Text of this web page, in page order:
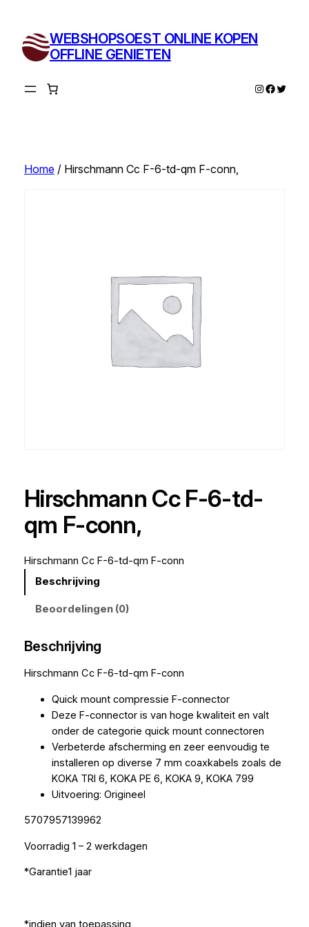
inhoud
WEBSHOPSOEST ONLINE KOPEN
OFFLINE GENIETEN
Instagram
Twitter
Home/ Hirschmann Cc F-6-td-qm F-conn,
Hirschmann Cc F-6-td-
qm F-conn,
Hirschmann Cc F-6-td-qm F-conn
Beschrijving
Beoordelingen (0)
Beschrijving
Hirschmann Cc F-6-td-qm F-conn
Quick mount compressie F-connector
Deze F-connector is van hoge kwaliteit en valt
onder de categorie quick mount connectoren
Verbeterde afscherming en zeer eenvoudig te
installeren op diverse 7 mm coaxkabels zoals de
KOKA TRI 6, KOKA PE 6, KOKA 9, KOKA 799
Uitvoering: Origineel
5707957139962
Voorradig 1 – 2 werkdagen
*Garantie1 jaar
*indien van toepassing